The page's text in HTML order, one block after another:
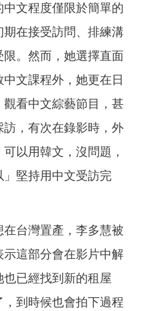
文程度僅限於簡單的
在接受訪問、排練溝
。然而，她選擇直面
文課程外，她更在日
看中文綜藝節目，甚
，有次在錄影時，外
以用韓文，沒問題，
堅持用中文受訪完
台灣置產，李多慧被
這部分會在影片中解
已經找到新的租屋
到時候也會拍下過程